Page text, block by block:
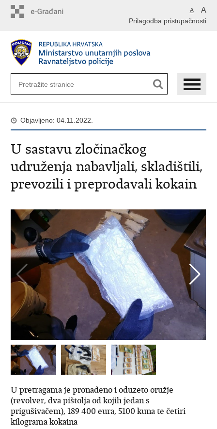
A A
Prilagodba pristupačnosti
Objavljeno: 04.11.2022.
U sastavu zločinačkog
udruženja nabavljali, skladištili,
prevozili i preprodavali kokain
U pretragama je pronađeno i oduzeto oružje
(revolver, dva pištolja od kojih jedan s
prigušivačem), 189 400 eura, 5100 kuna te četiri
kilograma kokaina